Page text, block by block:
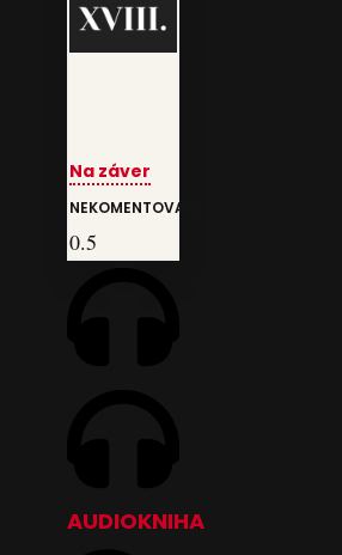
Na záver
NEKOMENTOVANÉ
AUDIOKNIHA